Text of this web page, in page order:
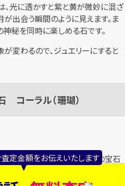
査定金額をお伝えいたします
、光に透かすと紫と黄が微妙に混ざ
出会う瞬間のように見えます。ま
秘を同時に楽しめる石です。
変わるので、ジュエリーにすると
コーラル（珊瑚）
は、珊瑚から生まれる天然の宝石